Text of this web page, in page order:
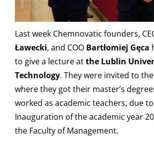
Last week Chemnovatic founders,
Ławecki, and COO Bartłomiej Gęca
to give a lecture atthe Lublin
Technology. They were invited to
where they got their master’s
worked as academic teachers, due
Inauguration of the academic year
the Faculty of Management.